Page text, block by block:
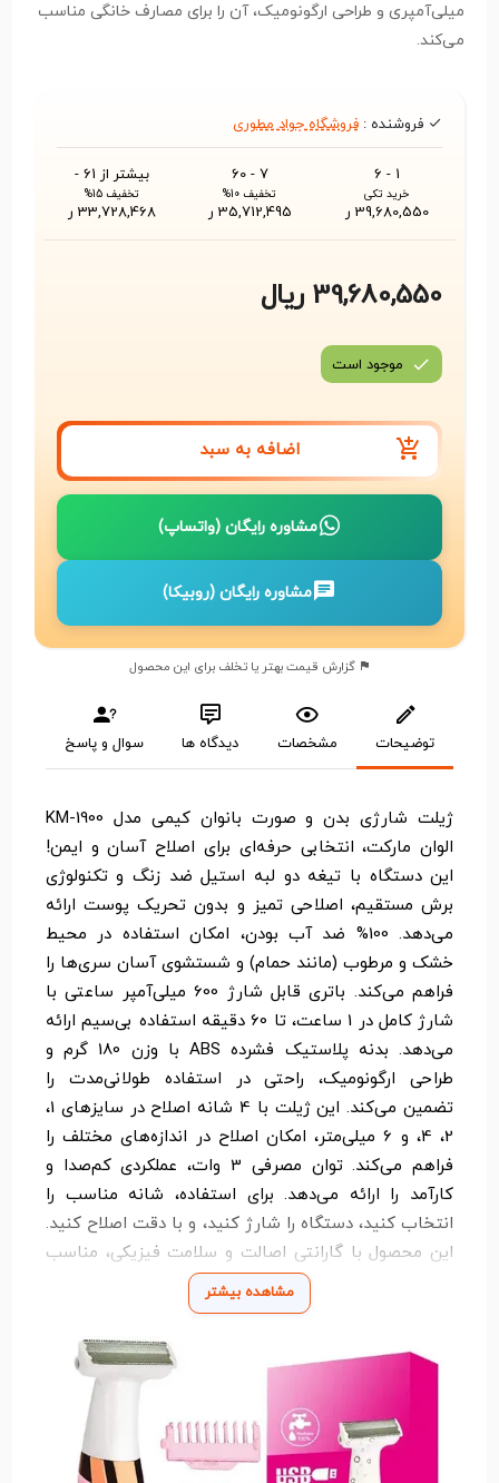
میلی‌آمپری و طراحی ارگونومیک، آن را برای مصارف خانگی مناسب
می‌کند.
فروشنده :فروشگاه جواد مطوری
1 - 6
خرید تکی
39,680,550 ر
7 - 60
تخفیف 10%
35,712,495 ر
بیشتر از 61 -
تخفیف 15%
33,728,468 ر
39,680,550 ریال
موجود است
اضافه به سبد
مشاوره رایگان (واتساپ)
مشاوره رایگان (روبیکا)
گزارش قیمت بهتر یا تخلف برای این محصول
توضیحات مشخصات دیدگاه ها سوال و پاسخ
ژیلت شارژی بدن و صورت بانوان کیمی مدل KM-1900
الوان مارکت، انتخابی حرفه‌ای برای اصلاح آسان و ایمن!
این دستگاه با تیغه دو لبه استیل ضد زنگ و تکنولوژی
برش مستقیم، اصلاحی تمیز و بدون تحریک پوست ارائه
می‌دهد. 100% ضد آب بودن، امکان استفاده در محیط
خشک و مرطوب (مانند حمام) و شستشوی آسان سری‌ها را
فراهم می‌کند. باتری قابل شارژ 600 میلی‌آمپر ساعتی با
شارژ کامل در 1 ساعت، تا 60 دقیقه استفاده بی‌سیم ارائه
می‌دهد. بدنه پلاستیک فشرده ABS با وزن 180 گرم و
طراحی ارگونومیک، راحتی در استفاده طولانی‌مدت را
تضمین می‌کند. این ژیلت با 4 شانه اصلاح در سایزهای 1،
2، 4، و 6 میلی‌متر، امکان اصلاح در اندازه‌های مختلف را
فراهم می‌کند. توان مصرفی 3 وات، عملکردی کم‌صدا و
کارآمد را ارائه می‌دهد. برای استفاده، شانه مناسب را
انتخاب کنید، دستگاه را شارژ کنید، و با دقت اصلاح کنید.
این محصول با گارانتی اصالت و سلامت فیزیکی، مناسب
برای اصلاح صورت، بدن، و نواحی حساس بانوان است.
همین حالا از الوان مارکت سفارش دهید و تجربه‌ای راحت
مشاهده بیشتر